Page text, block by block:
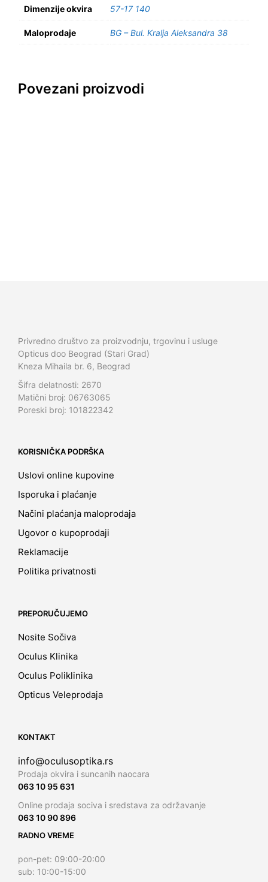
Dimenzije okvira 57-17 140
Maloprodaje BG – Bul. Kralja Aleksandra 38
Povezani proizvodi
Privredno društvo za proizvodnju, trgovinu i usluge
Opticus doo Beograd (Stari Grad)
Kneza Mihaila br. 6, Beograd
Šifra delatnosti: 2670
Matični broj: 06763065
Poreski broj: 101822342
KORISNIČKA PODRŠKA
Uslovi online kupovine
Isporuka i plaćanje
Načini plaćanja maloprodaja
Ugovor o kupoprodaji
Reklamacije
Politika privatnosti
PREPORUČUJEMO
Nosite Sočiva
Oculus Klinika
Oculus Poliklinika
Opticus Veleprodaja
KONTAKT
info@oculusoptika.rs
Prodaja okvira i suncanih naocara
063 10 95 631
Online prodaja sociva i sredstava za održavanje
063 10 90 896
RADNO VREME
pon-pet: 09:00-20:00
sub: 10:00-15:00